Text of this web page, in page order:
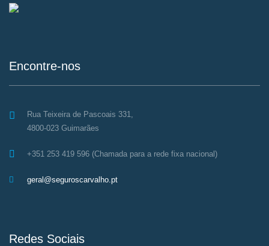
Encontre-nos
Rua Teixeira de Pascoais 331,
4800-023 Guimarães
+351 253 419 596 (Chamada para a rede fixa nacional)
geral@seguroscarvalho.pt
Redes Sociais